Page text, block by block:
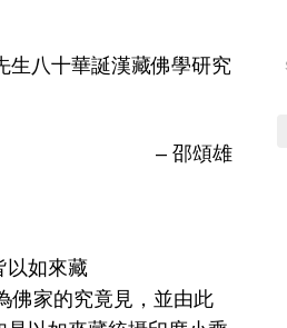
生八十華誕漢藏佛學研究
– 邵頌雄
以如來藏
佛家的究竟見，並由此